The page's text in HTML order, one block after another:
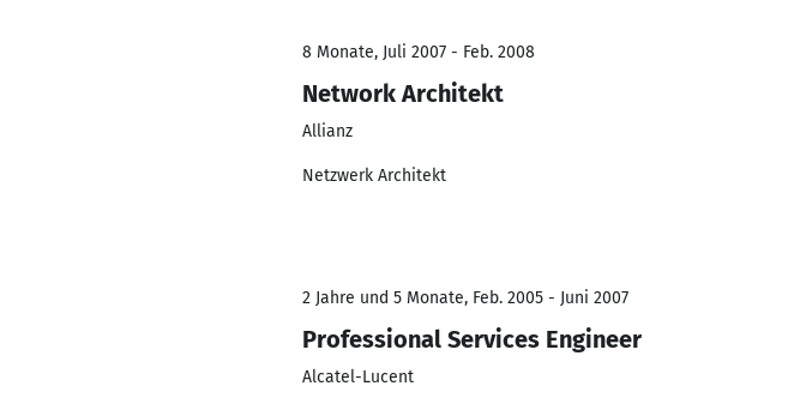
8 Monate, Juli 2007 - Feb. 2008
Network Architekt
Allianz
Netzwerk Architekt
2 Jahre und 5 Monate, Feb. 2005 - Juni 2007
Professional Services Engineer
Alcatel-Lucent